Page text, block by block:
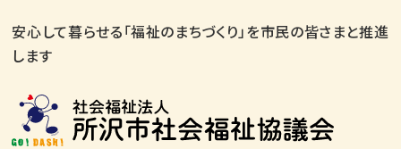
安心して暮らせる「福祉のまちづくり」を市民の皆さまと推進
します